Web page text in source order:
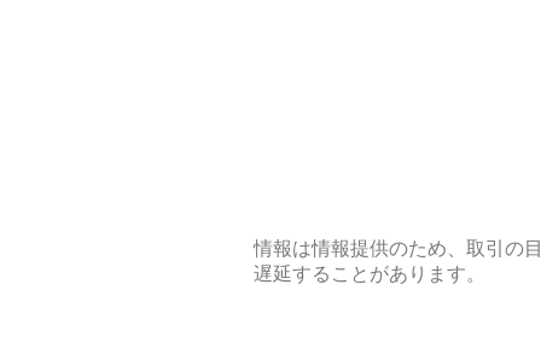
情報は情報提供のため、取引の
遅延することがあります。